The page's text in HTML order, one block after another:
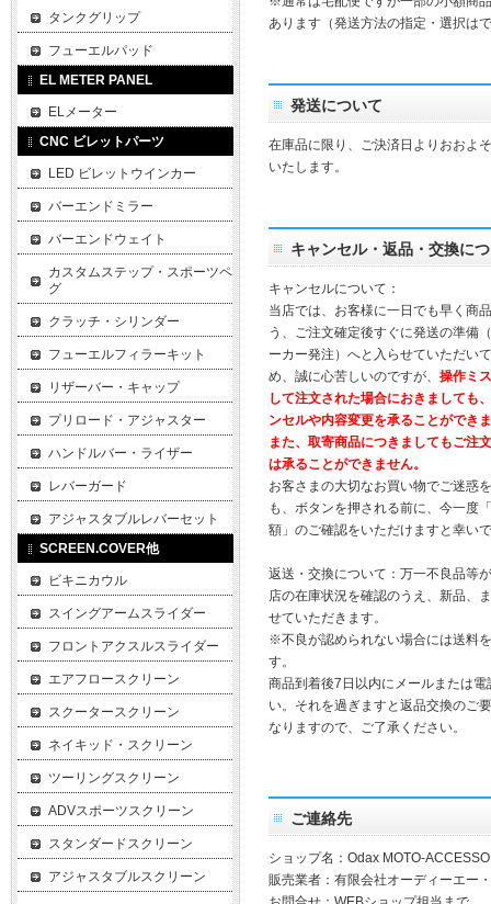
あります（発送方法の指定・選択は
発送について
在庫品に限り、ご決済日よりおおよ
いたします。
キャンセル・返品・交換に
キャンセルについて：
当店では、お客様に一日でも早く商
う、ご注文確定後すぐに発送の準備
ーカー発注）へと入らせていただい
め、誠に心苦しいのですが、 操作ミ
して注文された場合におきましても
ンセルや内容変更を承ることができ
また、取寄商品につきましてもご注
は承ることができません。
お客さまの大切なお買い物でご迷惑
も、ボタンを押される前に、今一度
額」のご確認をいただけますと幸い
返送・交換について：万一不良品等
店の在庫状況を確認のうえ、新品、
せていただきます。
※不良が認められない場合には送料
す。
商品到着後7日以内にメールまたは
い。それを過ぎますと返品交換のご
なりますので、ご了承ください。
ご連絡先
ショップ名：Odax MOTO-
販売業者：有限会社オーディーエー
タンクグリップ
フューエルパッド
EL METER PANEL
ELメーター
CNC ビレットパーツ
LED ビレットウインカー
バーエンドミラー
バーエンドウェイト
カスタムステップ・スポーツペ
グ
クラッチ・シリンダー
フューエルフィラーキット
リザーバー・キャップ
プリロード・アジャスター
ハンドルバー・ライザー
レバーガード
アジャスタブルレバーセット
SCREEN.COVER他
ビキニカウル
スイングアームスライダー
フロントアクスルスライダー
エアフロースクリーン
スクータースクリーン
ネイキッド・スクリーン
ツーリングスクリーン
ADVスポーツスクリーン
スタンダードスクリーン
アジャスタブルスクリーン